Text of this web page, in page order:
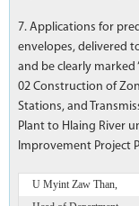
7. Applications for
envelopes, delivered
and be clearly marked
02 Construction of
Stations, and
Plant to Hlaing River
Improvement Project
U Myint Zaw Than,